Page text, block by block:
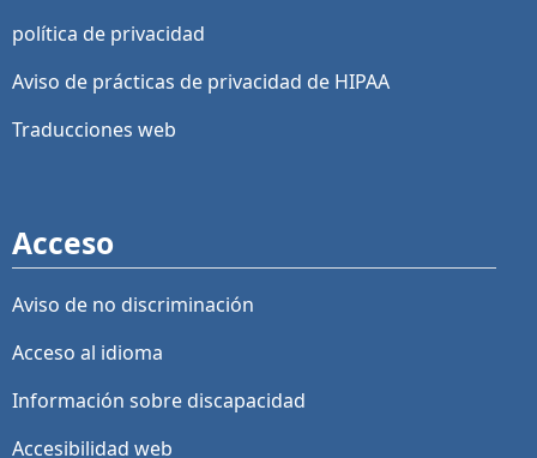
política de privacidad
Aviso de prácticas de privacidad de HIPAA
Traducciones web
Acceso
Aviso de no discriminación
Acceso al idioma
Información sobre discapacidad
Accesibilidad web